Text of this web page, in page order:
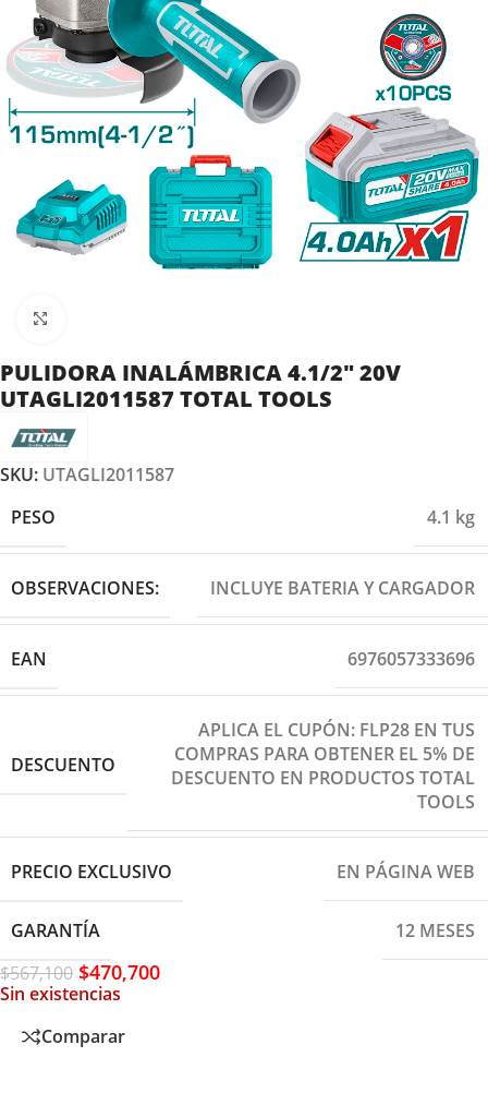
PULIDORA INALÁMBRICA 4.1/2″ 20V
UTAGLI2011587 TOTAL TOOLS
SKU: UTAGLI2011587
PESO
4.1 kg
OBSERVACIONES: INCLUYE BATERIA Y CARGADOR
EAN 6976057333696
DESCUENTO
APLICA EL CUPÓN: FLP28 EN TUS
COMPRAS PARA OBTENER EL 5% DE
DESCUENTO EN PRODUCTOS TOTAL
TOOLS
PRECIO EXCLUSIVO EN PÁGINA WEB
GARANTÍA
12 MESES
$567,100 $470,700
Sin existencias
Comparar